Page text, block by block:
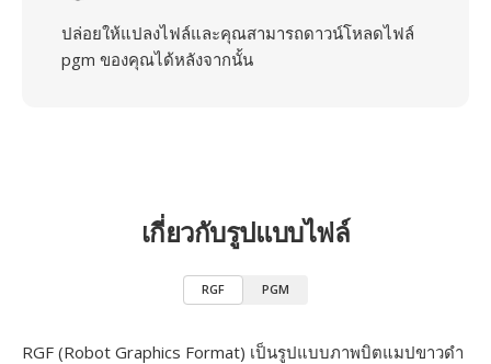
ปล่อยให้แปลงไฟล์และคุณสามารถดาวน์โหลดไฟล์
pgm ของคุณได้หลังจากนั้น
เกี่ยวกับรูปแบบไฟล์
RGF PGM
RGF (Robot Graphics Format) เป็นรูปแบบภาพบิตแมปขาวดำ